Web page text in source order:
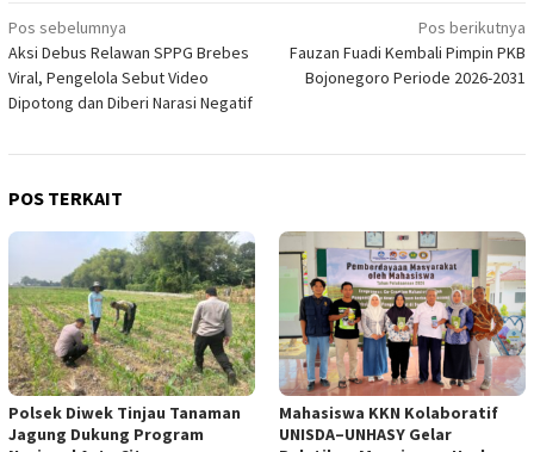
Navigasi
pos
Pos sebelumnya
Aksi Debus Relawan SPPG Brebes
Viral, Pengelola Sebut Video
Dipotong dan Diberi Narasi Negatif
Pos berikutnya
Fauzan Fuadi Kembali Pimpin PKB
Bojonegoro Periode 2026-2031
POS TERKAIT
Polsek Diwek Tinjau Tanaman
Jagung Dukung Program
Mahasiswa KKN Kolaboratif
UNISDA–UNHASY Gelar